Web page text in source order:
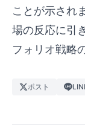
ことが示され
場の反応に引
フォリオ戦略
ポスト